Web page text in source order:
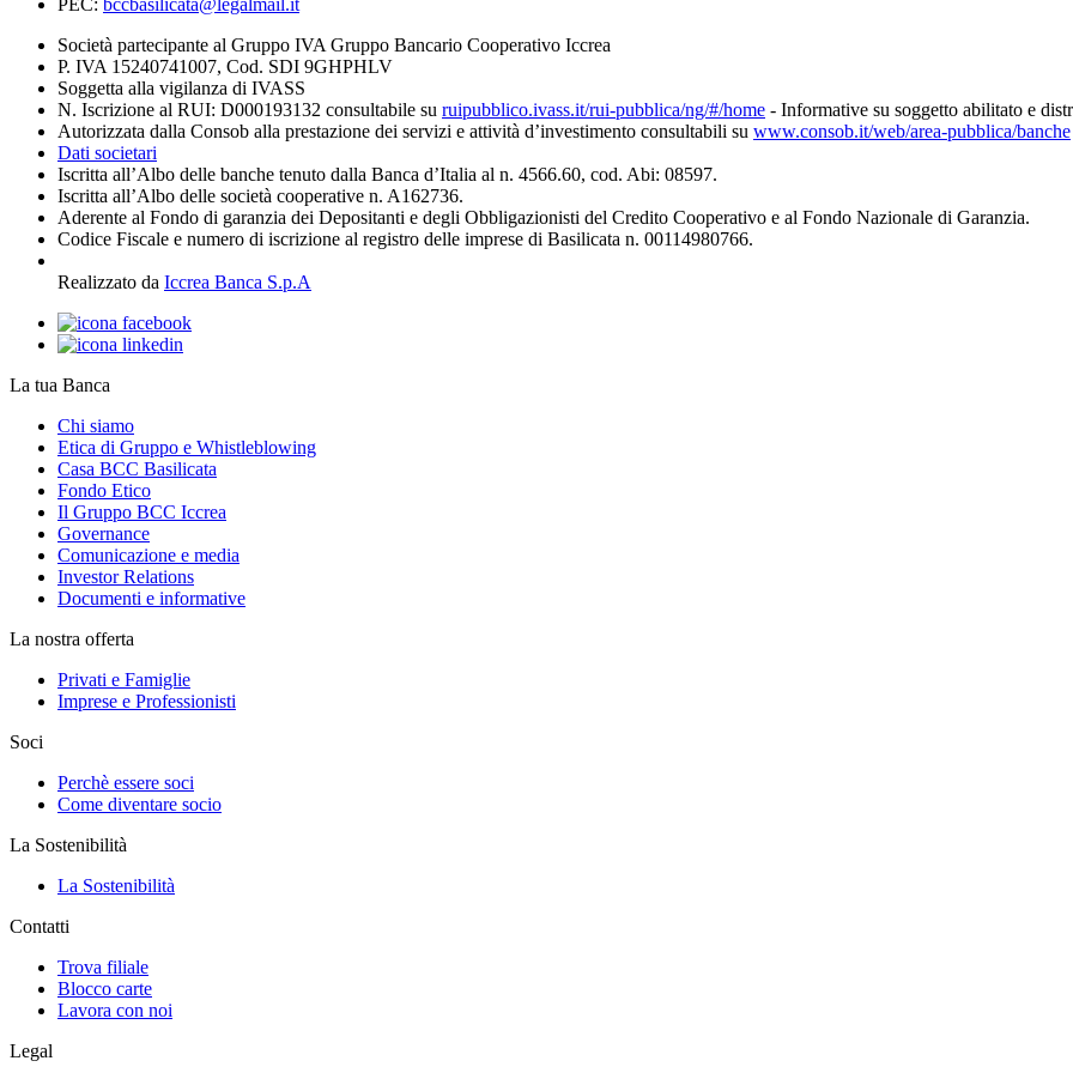
PEC: bccbasilicata@legalmail.it
Società partecipante al Gruppo IVA Gruppo Bancario Cooperativo Iccrea
P. IVA 15240741007, Cod. SDI 9GHPHLV
Soggetta alla vigilanza di IVASS
N. Iscrizione al RUI: D000193132 consultabile su ruipubblico.ivass.it/rui-pubblica/ng/#/home - Informative su soggetto abilitato e
Autorizzata dalla Consob alla prestazione dei servizi e attività d’investimento consultabili su www.consob.it/web/area-pubblica/banche
Dati societari
Iscritta all’Albo delle banche tenuto dalla Banca d’Italia al n. 4566.60, cod. Abi: 08597.
Iscritta all’Albo delle società cooperative n. A162736.
Aderente al Fondo di garanzia dei Depositanti e degli Obbligazionisti del Credito Cooperativo e al Fondo Nazionale di Garanzia.
Codice Fiscale e numero di iscrizione al registro delle imprese di Basilicata n. 00114980766.
Realizzato da Iccrea Banca S.p.A
La tua Banca
Chi siamo
Etica di Gruppo e Whistleblowing
Casa BCC Basilicata
Fondo Etico
Il Gruppo BCC Iccrea
Governance
Comunicazione e media
Investor Relations
Documenti e informative
La nostra offerta
Privati e Famiglie
Imprese e Professionisti
Soci
Perchè essere soci
Come diventare socio
La Sostenibilità
La Sostenibilità
Contatti
Trova filiale
Blocco carte
Lavora con noi
Legal